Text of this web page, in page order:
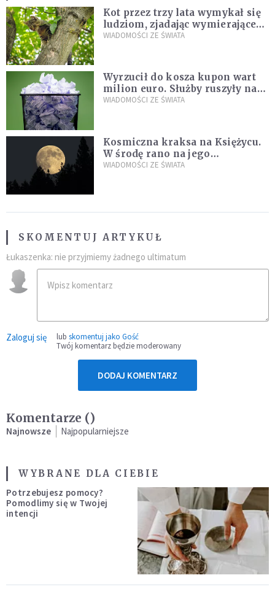
Kot przez trzy lata wymykał się
ludziom, zjadając wymierające
kaczki. W końcu popełnił
WIADOMOŚCI ZE ŚWIATA
Wyrzucił do kosza kupon wart
milion euro. Służby ruszyły na
poszukiwania
WIADOMOŚCI ZE ŚWIATA
Kosmiczna kraksa na Księżycu.
W środę rano na jego
powierzchni dojdzie do
WIADOMOŚCI ZE ŚWIATA
SKOMENTUJ ARTYKUŁ
Łukaszenka: nie przyjmiemy żadnego ultimatum
Zaloguj się lub skomentuj jako Gość
Twój komentarz będzie moderowany
DODAJ KOMENTARZ
Komentarze ()
Najnowsze Najpopularniejsze
WYBRANE DLA CIEBIE
Potrzebujesz pomocy?
Pomodlimy się w Twojej
intencji